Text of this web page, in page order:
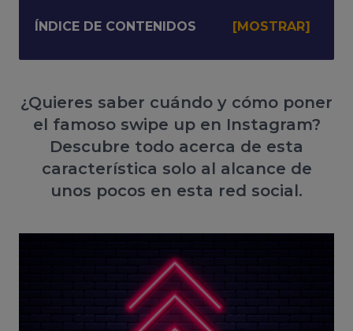
ÍNDICE DE CONTENIDOS
¿Quieres saber cuándo y cómo poner
el famoso swipe up en Instagram?
Descubre todo acerca de esta
característica solo al alcance de
unos pocos en esta red social.